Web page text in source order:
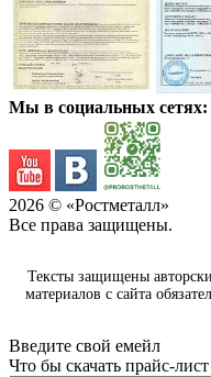
Мы в социальных сетях:
2026 © «Ростметалл»
Все права защищены.
Тексты защищены
материалов с сайта
Введите свой емейл
Что бы скачать прайс-